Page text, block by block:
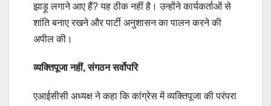
झाड़ू लगाने आए हैं? यह ठीक नहीं है। उन्होंने कार्यकर्ताओं से
शांति बनाए रखने और पार्टी अनुशासन का पालन करने की
अपील की।
व्यक्तिपूजा नहीं, संगठन सर्वोपरि
एआईसीसी अध्यक्ष ने कहा कि कांग्रेस में व्यक्तिपूजा की परंपरा